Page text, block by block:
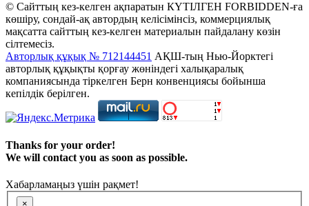
© Сайттың кез-келген ақпаратын КҮТІЛГЕН FORBIDDEN-ға
көшіру, сондай-ақ автордың келісімінсіз, коммерциялық
мақсатта сайттың кез-келген материалын пайдалану көзін
сілтемесіз.
Авторлық құқық № 712144451 АҚШ-тың Нью-Йорктегі
авторлық құқықты қорғау жөніндегі халықаралық
компаниясында тіркелген Берн конвенциясы бойынша
кепілдік берілген.
Thanks for your order!
We will contact you as soon as possible.
Хабарламаңыз үшін рақмет!
×